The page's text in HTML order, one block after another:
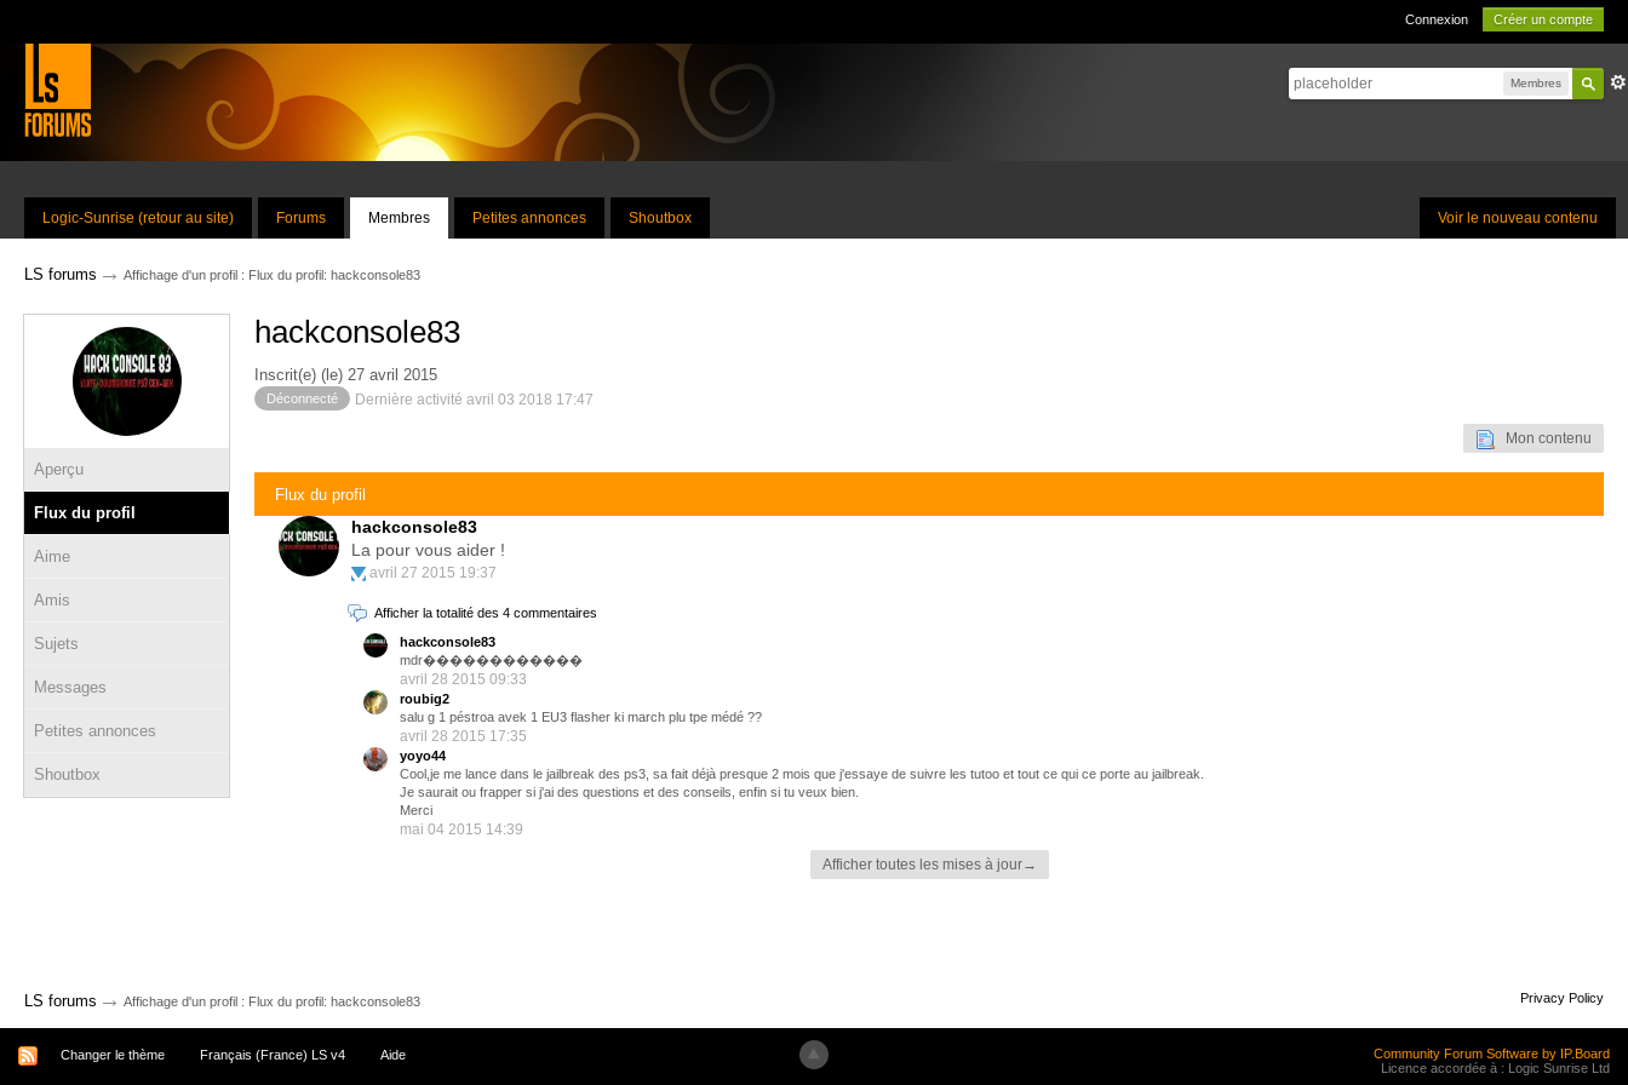
Connexion Créer un compte
Membres
Voir le nouveau contenu
Logic-Sunrise (retour au site) Forums Membres Petites annonces Shoutbox
LS forums → Affichage d'un profil : Flux du profil: hackconsole83
Aperçu
Flux du profil
Aime
Amis
Sujets
Messages
Petites annonces
Shoutbox
hackconsole83
Inscrit(e) (le) 27 avril 2015
Déconnecté Dernière activité avril 03 2018 17:47
Mon contenu
Flux du profil
hackconsole83
La pour vous aider !
avril 27 2015 19:37
Afficher la totalité des 4 commentaires
hackconsole83
mdr������������
avril 28 2015 09:33
roubig2
salu g 1 péstroa avek 1 EU3 flasher ki march plu tpe médé ??
avril 28 2015 17:35
yoyo44
Cool,je me lance dans le jailbreak des ps3, sa fait déjà presque 2 mois que j'essaye de suivre les tutoo et tout ce qui ce porte au jailbreak.
Je saurait ou frapper si j'ai des questions et des conseils, enfin si tu veux bien.
Merci
mai 04 2015 14:39
Afficher toutes les mises à jour→
LS forums → Affichage d'un profil : Flux du profil: hackconsole83 Privacy Policy
Changer le thème Français (France) LS v4 Aide
Community Forum Software by IP.Board
Licence accordée à : Logic Sunrise Ltd